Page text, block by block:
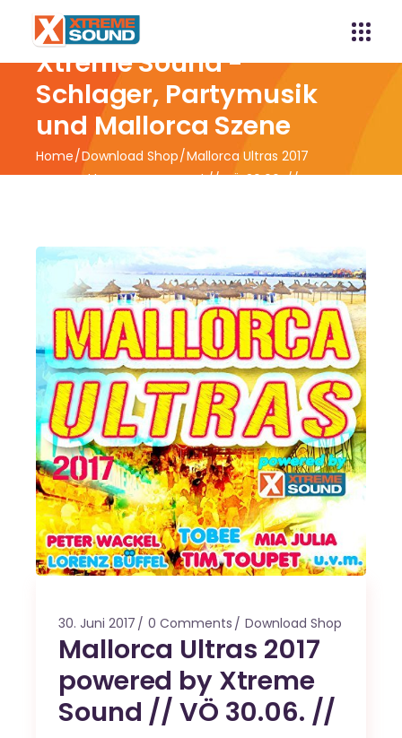
Xtreme Sound -
Schlager, Partymusik
und Mallorca Szene
Home Download Shop Mallorca Ultras 2017
powered by Xtreme Sound // VÖ 30.06. //
30. Juni 2017 0 Comments Download Shop
Mallorca Ultras 2017
powered by Xtreme
Sound // VÖ 30.06. //